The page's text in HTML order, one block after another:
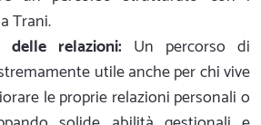
Trani.
delle relazioni: Un percorso di
utile anche per chi vive
le proprie relazioni personali o